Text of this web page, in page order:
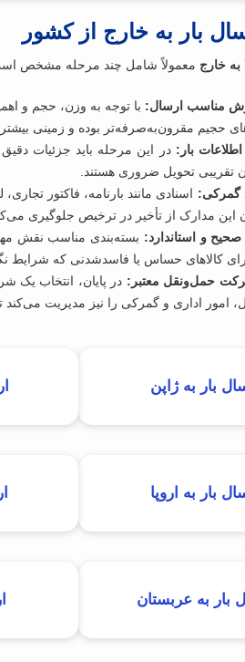
بار به خارج از کشور
به خارج معمولاً شامل چند مرحله مشخص
مناسب ارسال: با توجه به وزن، حجم و
حجیم مقرون‌به‌صرفه‌تر بوده و زمینی
بار: در این مرحله باید جزئیات
تقریبی تحویل ضروری هستند.
گمرکی: اسنادی مانند بارنامه، فاکتور
این مدارک از تأخیر در ترخیص جلوگیری
و استاندارد: بسته‌بندی مناسب نقش
کالاهای حساس یا فاسدشدنی که شرایط
حمل‌ونقل معتبر: در پایان، انتخاب یک
امور اداری و گمرکی را نیز مدیریت می‌کند
بار به ژاپن
بار به اروپا
بار به عربستان